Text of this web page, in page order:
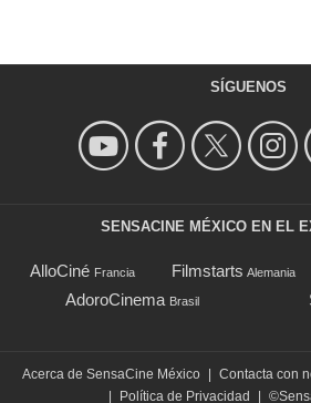
SÍGUENOS
SENSACINE MÉXICO EN EL
AlloCiné Francia Filmstarts Alemania
AdoroCinema Brasil
Acerca de SensaCine México Contacta con
Política de Privacidad